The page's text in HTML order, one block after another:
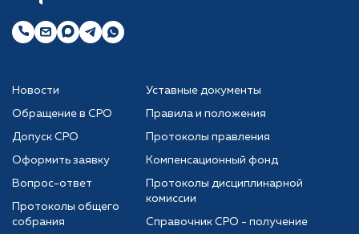
Новости
Обращение в СРО
Допуск СРО
Оформить заявку
Вопрос-ответ
Уставные документы
Правила и положения
Протоколы правления
Компенсационный фонд
Протоколы дисциплинарной
комиссии
Протоколы общего
собрания
Справочник СРО - получение